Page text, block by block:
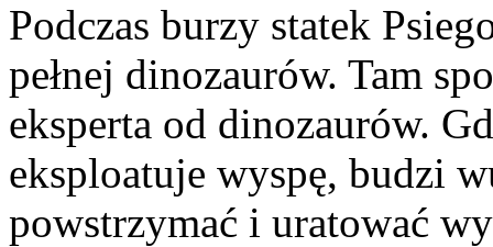
Podczas burzy statek
pełnej dinozaurów. Tam
eksperta od dinozaurów.
eksploatuje wyspę, budzi
powstrzymać i uratować